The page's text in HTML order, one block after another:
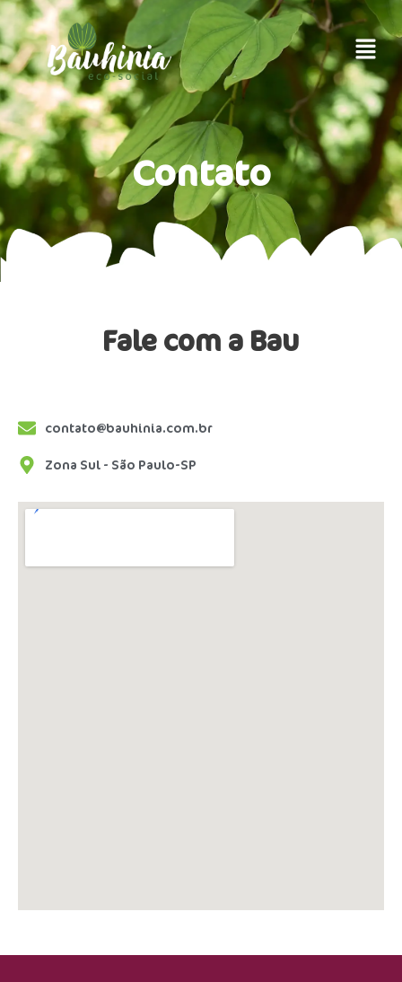
Contato
Fale com a Bau
contato@bauhinia.com.br
Zona Sul - São Paulo-SP